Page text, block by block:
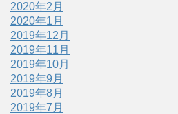
2020年2月
2020年1月
2019年12月
2019年11月
2019年10月
2019年9月
2019年8月
2019年7月